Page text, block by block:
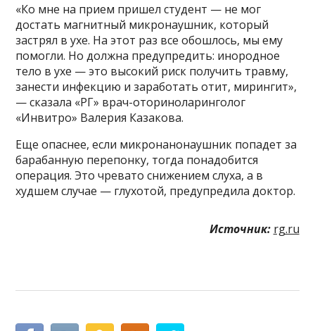
«Ко мне на прием пришел студент — не мог
достать магнитный микронаушник, который
застрял в ухе. На этот раз все обошлось, мы ему
помогли. Но должна предупредить: инородное
тело в ухе — это высокий риск получить травму,
занести инфекцию и заработать отит, мирингит»,
— сказала «РГ» врач-оториноларинголог
«Инвитро» Валерия Казакова.
Еще опаснее, если микронанонаушник попадет за
барабанную перепонку, тогда понадобится
операция. Это чревато снижением слуха, а в
худшем случае — глухотой, предупредила доктор.
Источник: rg.ru